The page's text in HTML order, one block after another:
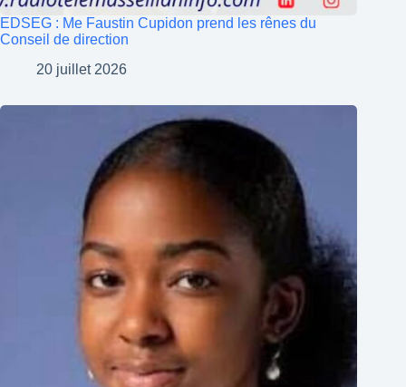
EDSEG : Me Faustin Cupidon prend les rênes du
Conseil de direction
20 juillet 2026